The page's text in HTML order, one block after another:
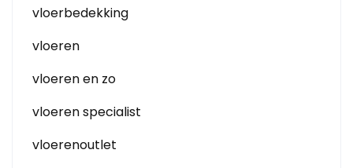
vloerbedekking
vloeren
vloeren en zo
vloeren specialist
vloerenoutlet